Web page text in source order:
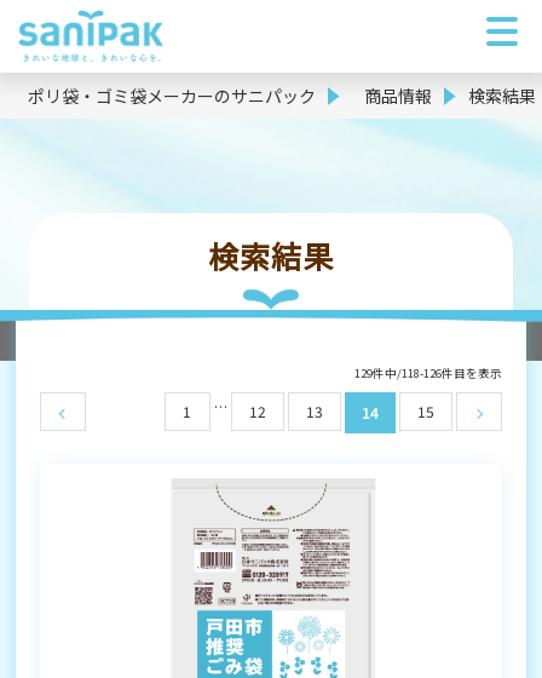
ポリ袋・ゴミ袋メーカーのサニパック 商品情報 検索結果
検索結果
129件中/118-126件目を表示
1 … 12 13 14 15